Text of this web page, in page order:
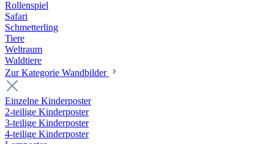
Rollenspiel
Safari
Schmetterling
Tiere
Weltraum
Waldtiere
Zur Kategorie Wandbilder
Einzelne Kinderposter
2-teilige Kinderposter
3-teilige Kinderposter
4-teilige Kinderposter